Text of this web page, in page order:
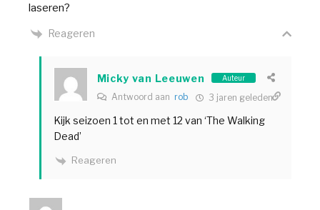
laseren?
Reageren
Micky van Leeuwen Auteur
Antwoord aan rob 3 jaren geleden
Kijk seizoen 1 tot en met 12 van ‘The Walking
Dead’
Reageren